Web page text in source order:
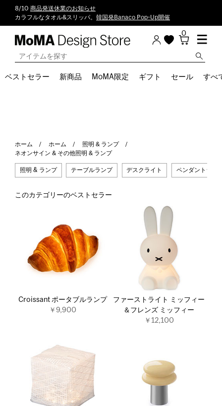
8/10 商品発送休業のお知らせ
カラフルなタオル&スリッパ。 韓国発Banaco Pop-Up開催
0
ベストセラー 新商品 MoMA限定 ギフト セール すべ
ホーム ホーム
照明 & ランプ
ネオンサイン & その他照明 & ランプ
照明 & ランプ テーブルランプ デスクライト ペンダントライ
このカテゴリーのベストセラー
Croissant ポータブルランプ
￥9,900
ファーストライト ミッフィー
＆フレンズ ミッフィー
￥12,100